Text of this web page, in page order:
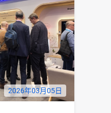
2026年03月05日